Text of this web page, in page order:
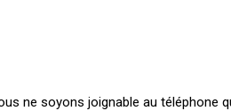
ne soyons joignable au téléphone